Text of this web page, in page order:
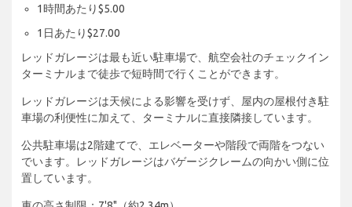
1時間あたり$5.00
1日あたり$27.00
レッドガレージは最も近い駐車場で、航空会社のチェックイン
ターミナルまで徒歩で短時間で行くことができます。
レッドガレージは天候による影響を受けず、屋内の屋根付き駐
車場の利便性に加えて、ターミナルに直接隣接しています。
公共駐車場は2階建てで、エレベーターや階段で両階をつない
でいます。レッドガレージはバゲージクレームの向かい側に位
置しています。